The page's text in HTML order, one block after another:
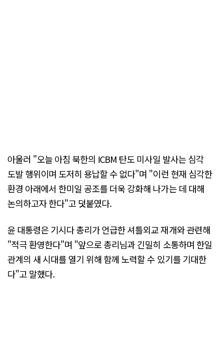
아울러 "오늘 아침 북한의 ICBM 탄도 미사일 발사는 심각
도발 행위이며 도저히 용납할 수 없다"며 "이런 현재 심각한
환경 아래에서 한미일 공조를 더욱 강화해 나가는 데 대해
논의하고자 한다"고 덧붙였다.
윤 대통령은 기시다 총리가 언급한 셔틀외교 재개와 관련해
"적극 환영한다"며 "앞으로 총리님과 긴밀히 소통하며 한일
관계의 새 시대를 열기 위해 함께 노력할 수 있기를 기대한
다"고 말했다.